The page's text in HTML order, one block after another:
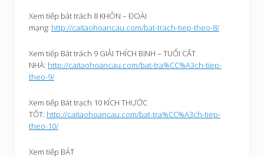
Xem tiếp bát trách 8 KHÔN – ĐOÀI
mạng: http://caitaohoancau.com/bat-trach-tiep-theo-8/
Xem tiếp Bát trách 9 GIẢI THÍCH BỊNH – TUỔI CẤT
NHÀ: http://caitaohoancau.com/bat-tra%CC%A3ch-tiep-
theo-9/
Xem tiếp Bát trạch 10 KÍCH THƯỚC
TỐT: http://caitaohoancau.com/bat-tra%CC%A3ch-tiep-
theo-10/
Xem tiếp BÁT